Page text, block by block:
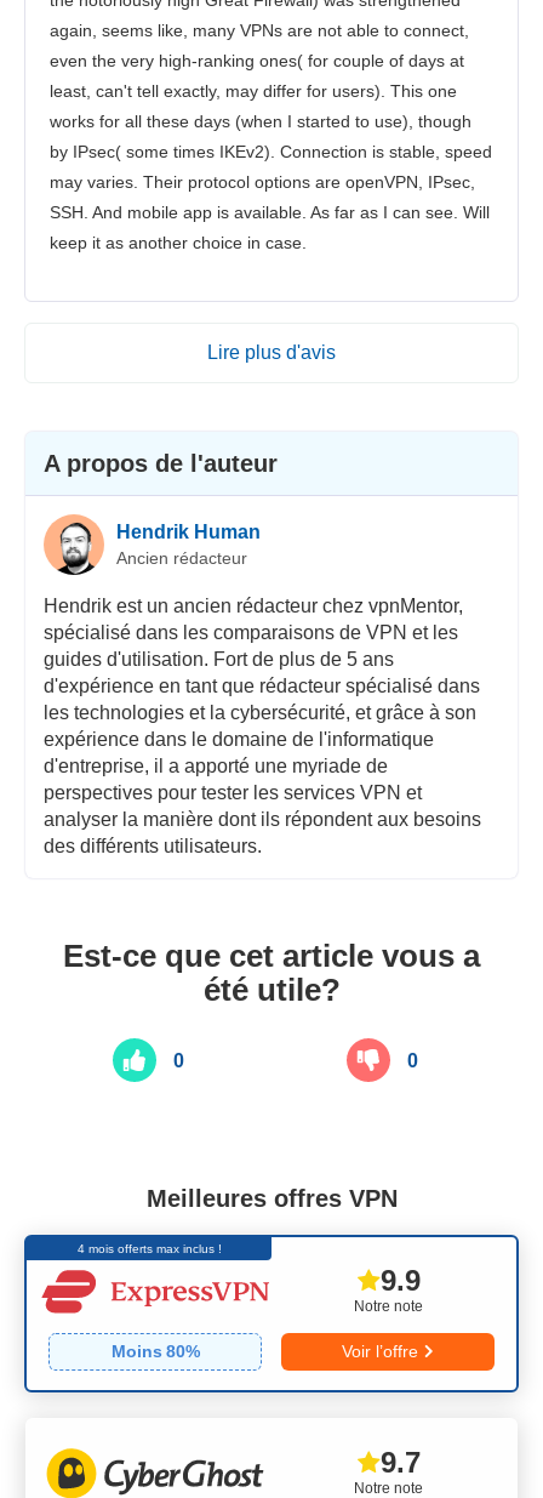
again, seems like, many VPNs are not able to connect,
even the very high-ranking ones( for couple of days at
least, can't tell exactly, may differ for users). This one
works for all these days (when I started to use), though
by IPsec( some times IKEv2). Connection is stable, speed
may varies. Their protocol options are openVPN, IPsec,
SSH. And mobile app is available. As far as I can see. Will
keep it as another choice in case.
Lire plus d'avis
A propos de l'auteur
Hendrik Human
Ancien rédacteur
Hendrik est un ancien rédacteur chez vpnMentor,
spécialisé dans les comparaisons de VPN et les
guides d'utilisation. Fort de plus de 5 ans
d'expérience en tant que rédacteur spécialisé dans
les technologies et la cybersécurité, et grâce à son
expérience dans le domaine de l'informatique
d'entreprise, il a apporté une myriade de
perspectives pour tester les services VPN et
analyser la manière dont ils répondent aux besoins
des différents utilisateurs.
Est-ce que cet article vous a
été utile?
0 0
Meilleures offres VPN
4 mois offerts max inclus !
Notre note
9.9
Moins 80% Voir l’offre
Notre note
9.7